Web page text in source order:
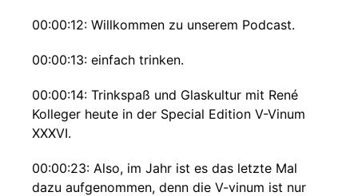
00:00:12: Willkommen zu unserem Podcast.
00:00:13: einfach trinken.
00:00:14: Trinkspaß und Glaskultur mit René
Kolleger heute in der Special Edition V-Vinum
XXXVI.
00:00:23: Also, im Jahr ist es das letzte Mal
dazu aufgenommen, denn die V-vinum ist nur